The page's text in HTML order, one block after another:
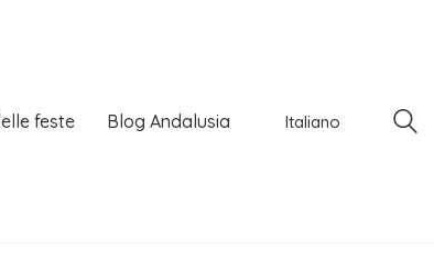
feste Blog Andalusia Italiano